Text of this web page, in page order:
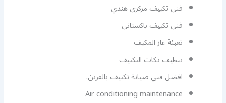
فني تكييف مركزي هندي
فني تكييف باكستاني
تعبئة غاز المكيف
تنظيف دكات التكييف
افضل فني صيانة تكييف بالقرين.
Air conditioning maintenance